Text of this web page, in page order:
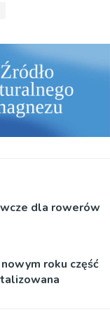
dla rowerów
roku część